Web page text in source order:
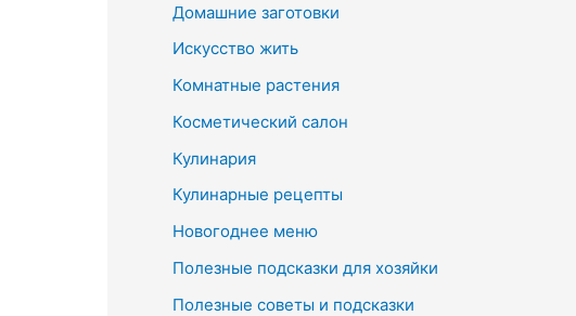
Домашние заготовки
Искусство жить
Комнатные растения
Косметический салон
Кулинария
Кулинарные рецепты
Новогоднее меню
Полезные подсказки для хозяйки
Полезные советы и подсказки